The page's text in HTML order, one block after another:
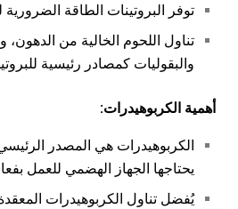
توفر البروتينات الطاقة
تناول اللحوم الخالية من الدهون،
والبقوليات كمصادر رئيسية
أهمية الكربوهيدرات:
الكربوهيدرات هي المصدر
يحتاجها الجهاز الهضمي للعمل
يُفضل تناول الكربوهيدرات